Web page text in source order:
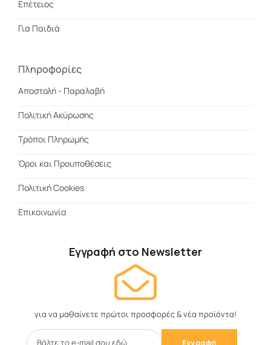
Επέτειος
Για Παιδιά
Πληροφορίες
Αποστολή - Παραλαβή
Πολιτική Ακύρωσης
Τρόποι Πληρωμής
Όροι και Προυποθέσεις
Πολιτική Cookies
Επικοινωνία
Εγγραφή στο Newsletter
για να μαθαίνετε πρώτοι προσφορές & νέα προϊόντα!